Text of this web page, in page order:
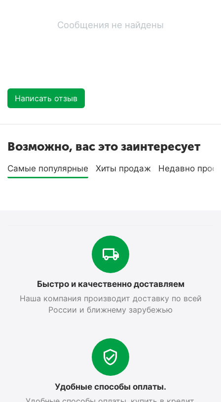
Сообщения не найдены
Написать отзыв
Возможно, вас это заинтересует
Самые популярные Хиты продаж Недавно
Быстро и качественно доставляем
Наша компания производит доставку по всей
России и ближнему зарубежью
Удобные способы оплаты.